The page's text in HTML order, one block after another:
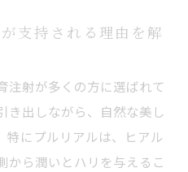
支持される理由を解
注射が多くの方に選ばれて
き出しながら、自然な美し
特にプルリアルは、ヒアル
から潤いとハリを与えるこ